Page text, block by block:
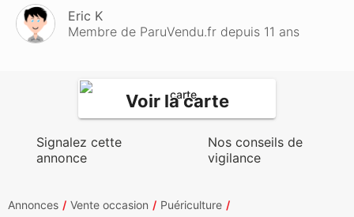
Eric K
Membre de ParuVendu.fr depuis 11 ans
Voir la carte
Signalez cette
annonce
Nos conseils de
vigilance
Annonces Vente occasion
Puériculture